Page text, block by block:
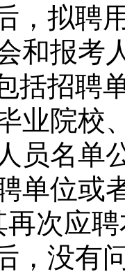
，拟聘
和报考
括招聘
业院校
员名单
单位或
再次应
，没有